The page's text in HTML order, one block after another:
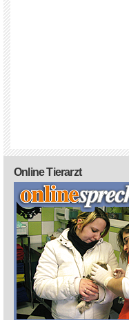
Online Tierarzt